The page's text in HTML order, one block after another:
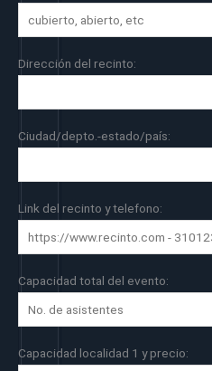
Dirección del recinto:
Ciudad/depto.-estado/país:
Link del recinto y telefono:
Capacidad total del evento:
Capacidad localidad 1 y precio: